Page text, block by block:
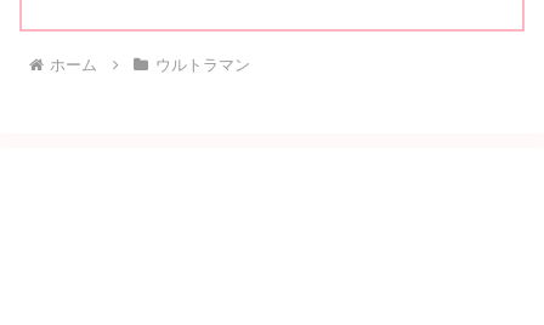
ホーム ウルトラマン